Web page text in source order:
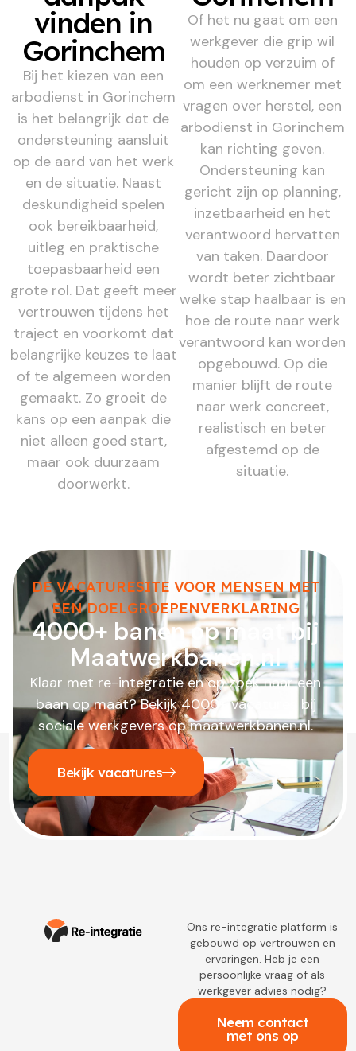
vinden in
Gorinchem
Bij het kiezen van een
arbodienst in Gorinchem
is het belangrijk dat de
ondersteuning aansluit
op de aard van het werk
en de situatie. Naast
deskundigheid spelen
ook bereikbaarheid,
uitleg en praktische
toepasbaarheid een
grote rol. Dat geeft meer
vertrouwen tijdens het
traject en voorkomt dat
belangrijke keuzes te laat
of te algemeen worden
gemaakt. Zo groeit de
kans op een aanpak die
niet alleen goed start,
maar ook duurzaam
doorwerkt.
Of het nu gaat om een
werkgever die grip wil
houden op verzuim of
om een werknemer met
vragen over herstel, een
arbodienst in Gorinchem
kan richting geven.
Ondersteuning kan
gericht zijn op planning,
inzetbaarheid en het
verantwoord hervatten
van taken. Daardoor
wordt beter zichtbaar
welke stap haalbaar is en
hoe de route naar werk
verantwoord kan worden
opgebouwd. Op die
manier blijft de route
naar werk concreet,
realistisch en beter
afgestemd op de
situatie.
DE VACATURESITE VOOR MENSEN MET
EEN DOELGROEPENVERKLARING
4000+ banen op maat bij
Maatwerkbanen.nl
Klaar met re-integratie en op zoek naar een
baan op maat? Bekijk 4000+ vacatures bij
sociale werkgevers op maatwerkbanen.nl.
Bekijk vacatures
Ons re-integratie platform is
gebouwd op vertrouwen en
ervaringen. Heb je een
persoonlijke vraag of als
werkgever advies nodig?
Neem contact
met ons op